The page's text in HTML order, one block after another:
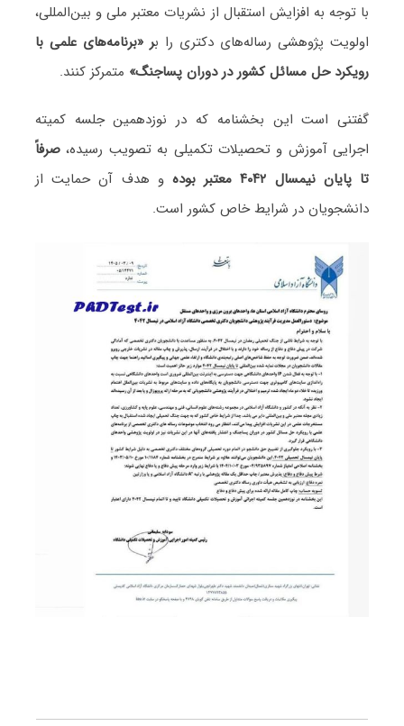
با توجه به افزایش استقبال از نشریات معتبر ملی و بین‌المللی،
اولویت پژوهشی رساله‌های دکتری را بر «برنامه‌های علمی با
رویکرد حل مسائل کشور در دوران پساجنگ» متمرکز کنند.
گفتنی است این بخشنامه که در نوزدهمین جلسه کمیته
اجرایی آموزش و تحصیلات تکمیلی به تصویب رسیده،صرفاً
تا پایان نیمسال ۴۰۴۲ معتبر بوده
و هدف آن حمایت از
دانشجویان در شرایط خاص کشور است.